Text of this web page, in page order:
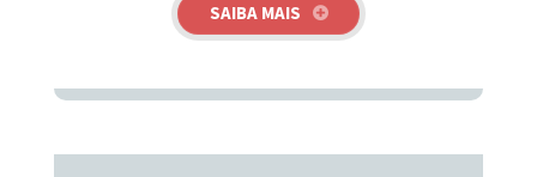
SAIBA MAIS